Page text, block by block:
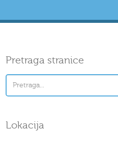
Pretraga stranice
Lokacija